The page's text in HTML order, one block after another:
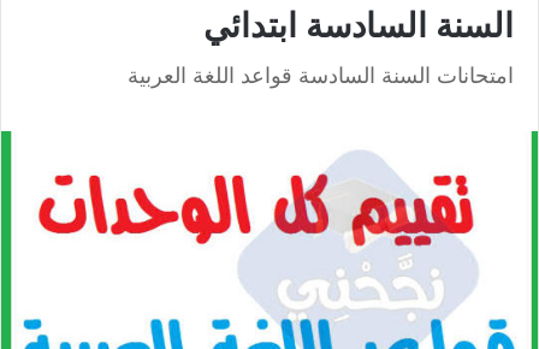
السنة السادسة ابتدائي
امتحانات السنة السادسة قواعد اللغة العربية